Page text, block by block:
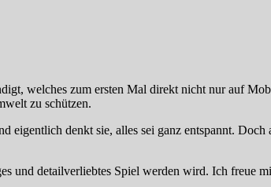
welches zum ersten Mal direkt nicht nur auf
zu schützen.
denkt sie, alles sei ganz entspannt. Doch
und detailverliebtes Spiel werden wird. Ich freue